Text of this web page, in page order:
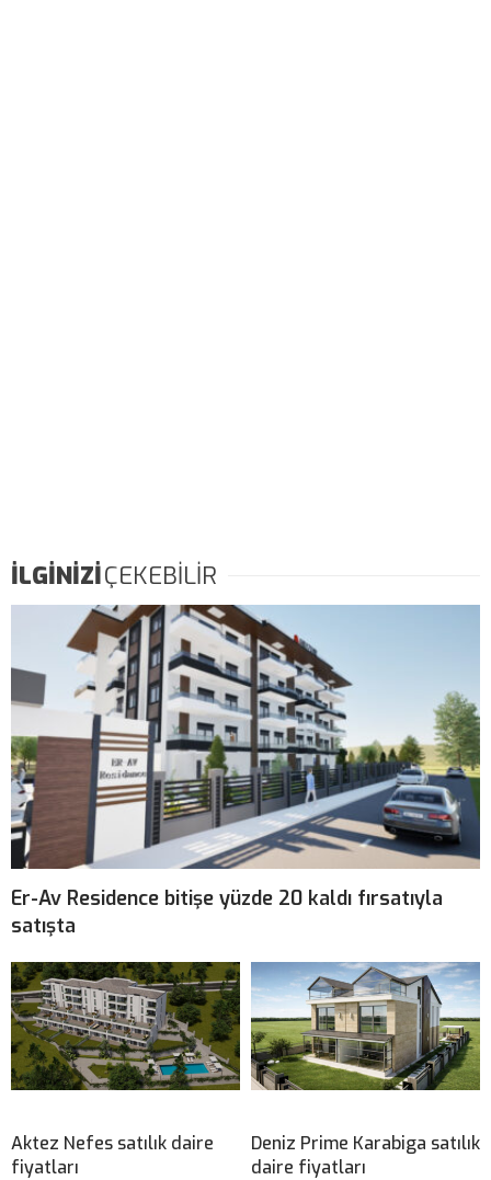
İLGİNİZİÇEKEBİLİR
Er-Av Residence bitişe yüzde 20 kaldı fırsatıyla
satışta
Aktez Nefes satılık daire
fiyatları
Deniz Prime Karabiga satılık
daire fiyatları